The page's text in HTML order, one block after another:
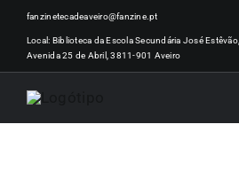
Skip
content
fanzinetecadeaveiro@fanzine.pt
Local: Biblioteca da Escola Secundária José Estêvão,
Avenida 25 de Abril, 3811-901 Aveiro